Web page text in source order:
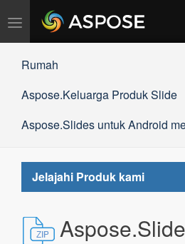
Alihkan
navigasi
Rumah
Aspose.Keluarga Produk Slide
Aspose.Slides untuk Android
Jelajahi Produk kami